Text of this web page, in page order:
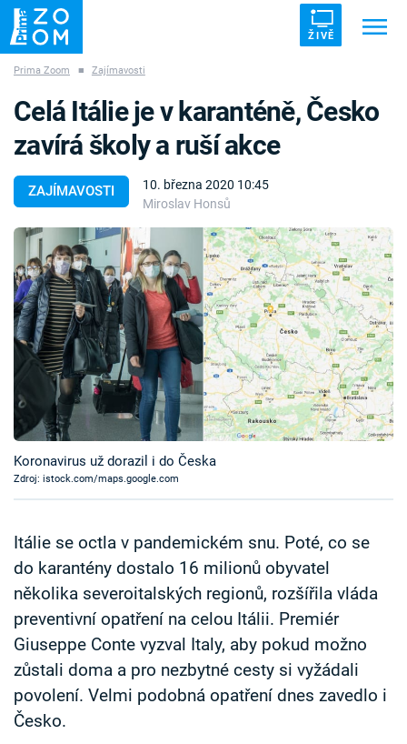
ŽIVĚ
ZÁHADY VETŘELCI DÁVNOVĚKU
Témata
Témata
Pořady
TV Program
Časopis
Sledujte prima+
Sledujte nás
Prima Zoom ■ Zajímavosti
ZAJÍMAVOSTI
10. března 2020 10:45
Miroslav Honsů
Celá Itálie je v karanténě, Česko
zavírá školy a ruší akce
Koronavirus už dorazil i do Česka
Zdroj: istock.com/maps.google.com
Itálie se octla v pandemickém snu. Poté, co se
do karantény dostalo 16 milionů obyvatel
několika severoitalských regionů, rozšířila vláda
preventivní opatření na celou Itálii. Premiér
Giuseppe Conte vyzval Italy, aby pokud možno
zůstali doma a pro nezbytné cesty si vyžádali
povolení. Velmi podobná opatření dnes zavedlo i
Česko.